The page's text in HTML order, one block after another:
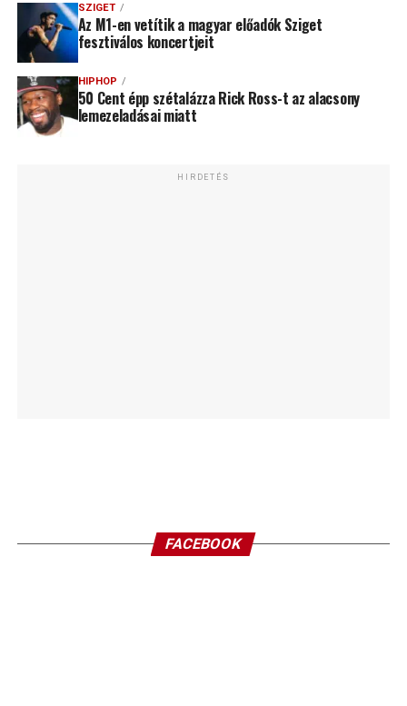
SZIGET
Az M1-en vetítik a magyar előadók Sziget
fesztiválos koncertjeit
HIPHOP
50 Cent épp szétalázza Rick Ross-t az alacsony
lemezeladásai miatt
HIRDETÉS
FACEBOOK